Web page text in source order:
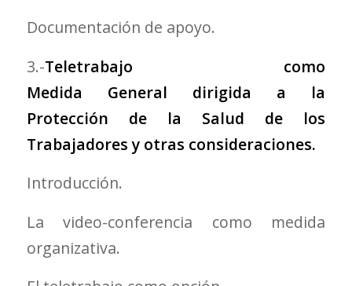
Documentación de apoyo.
3.-Teletrabajo como
Medida General dirigida a la
Protección de la Salud de los
Trabajadores y otras consideraciones.
Introducción.
La video-conferencia como medida
organizativa.